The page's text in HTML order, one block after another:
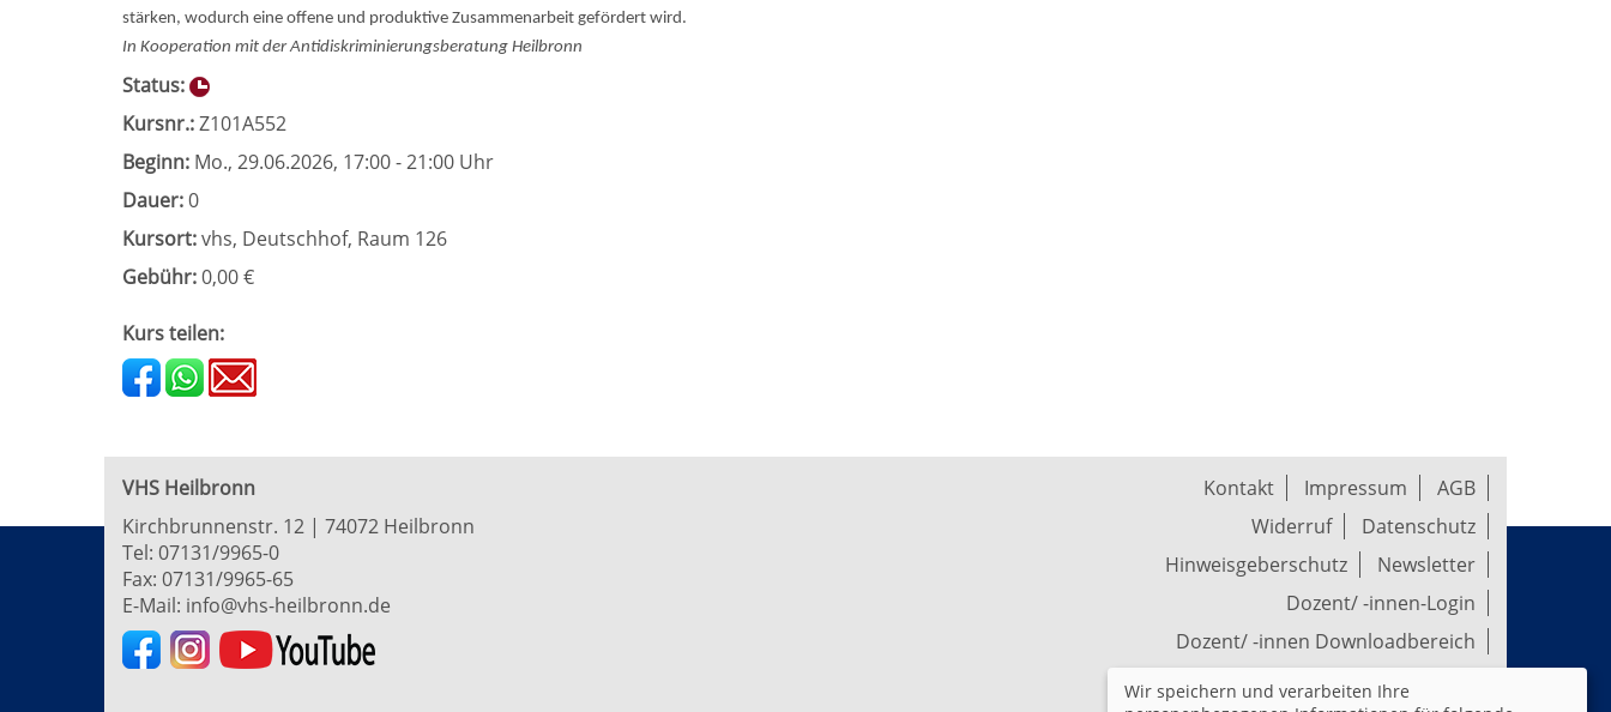
stärken, wodurch eine offene und produktive Zusammenarbeit gefördert wird.
In Kooperation mit der Antidiskriminierungsberatung Heilbronn
Status:
Kursnr.:Z101A552
Beginn: Mo., 29.06.2026, 17:00 - 21:00 Uhr
Dauer:0
Kursort:vhs, Deutschhof, Raum 126
Gebühr:0,00 €
Kurs teilen:
VHS Heilbronn
Kirchbrunnenstr. 12 | 74072 Heilbronn
Tel: 07131/9965-0
Fax: 07131/9965-65
E-Mail: info@vhs-heilbronn.de
Kontakt Impressum
AGB
Widerruf
Datenschutz
Hinweisgeberschutz
Newsletter
Dozent/ -innen-Login
Dozent/ -innen Downloadbereich
Widerrufsformular
Wir speichern und verarbeiten Ihre